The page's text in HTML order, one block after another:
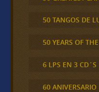
50 TANGOS DE
50 YEARS OF
6 LPS EN 3 CD´S
60 ANIVERSARIO